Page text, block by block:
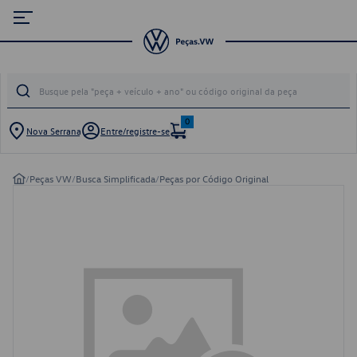
Nova Serrana Entre/registre-se
0
/Peças VW/Busca Simplificada/Peças por Código Original